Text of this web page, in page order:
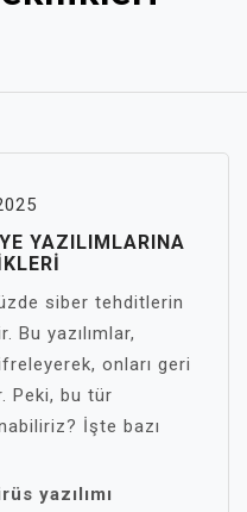
YAZILIMLARINA
siber tehditlerin
Bu yazılımlar,
onları geri
Peki, bu tür
İşte bazı
yazılımı